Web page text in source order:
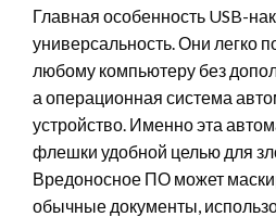
Главная особенность USB-
универсальность. Они легко
любому компьютеру без
а операционная система
устройство. Именно эта
флешки удобной целью для
Вредоносное ПО может
обычные документы,